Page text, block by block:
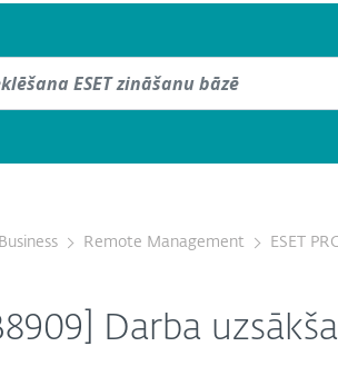
Business Remote Management ESET
Darba